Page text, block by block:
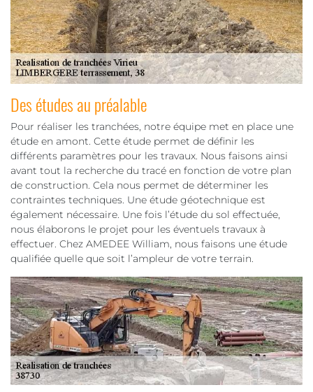
Des études au préalable
Pour réaliser les tranchées, notre équipe met en place une
étude en amont. Cette étude permet de définir les
différents paramètres pour les travaux. Nous faisons ainsi
avant tout la recherche du tracé en fonction de votre plan
de construction. Cela nous permet de déterminer les
contraintes techniques. Une étude géotechnique est
également nécessaire. Une fois l’étude du sol effectuée,
nous élaborons le projet pour les éventuels travaux à
effectuer. Chez AMEDEE William, nous faisons une étude
qualifiée quelle que soit l’ampleur de votre terrain.